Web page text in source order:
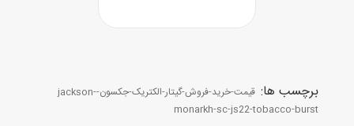
برچسب ها:
قیمت-خرید-فروش-گیتار-الکتریک-جکسون-jackson-
monarkh-sc-js22-tobacco-burst